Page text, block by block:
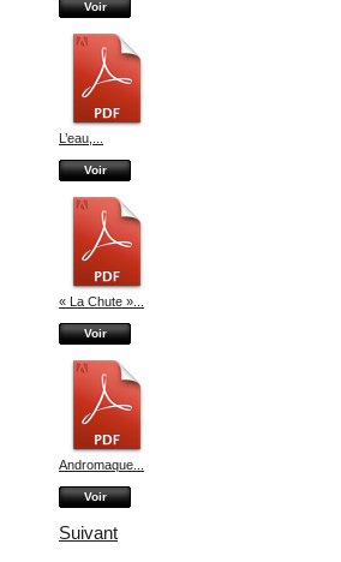
Voir
L’eau,...
Voir
« La Chute »...
Voir
Andromaque...
Voir
Suivant